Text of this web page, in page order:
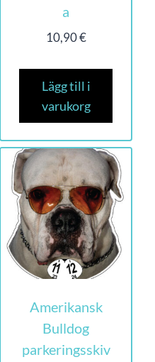
a
10,90€
Lägg till i
varukorg
Amerikansk
Bulldog
parkeringsskiv